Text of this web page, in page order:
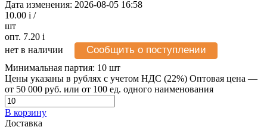
Дата изменения: 2026-08-05 16:58
10.00 i /
шт
опт. 7.20 i
нет в наличии
Сообщить о поступлении
Минимальная партия: 10 шт
Цены указаны в рублях с учетом НДС (22%) Оптовая цена —
от 50 000 руб. или от 100 ед. одного наименования
В корзину
Доставка